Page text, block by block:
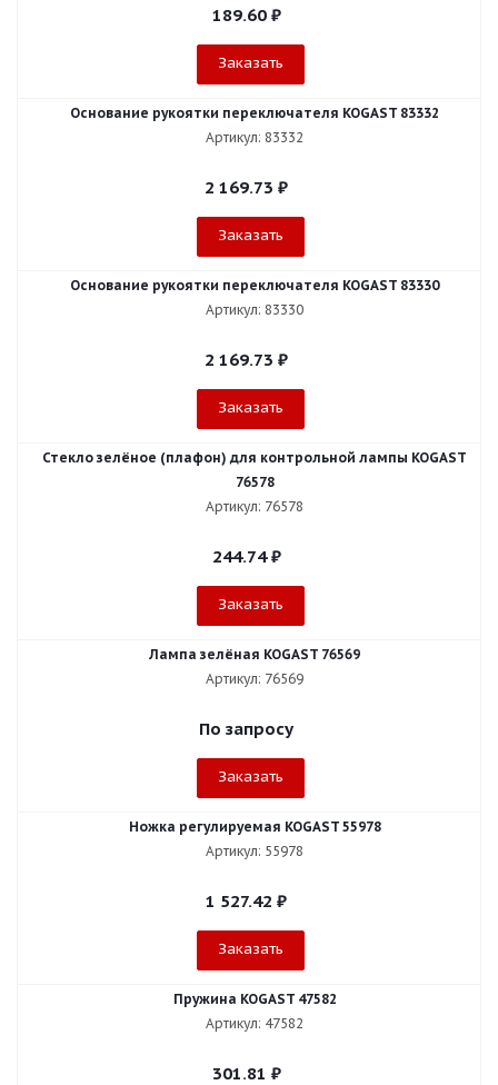
189.60₽
Заказать
Основание рукоятки переключателя KOGAST 83332
Артикул: 83332
2 169.73 ₽
Заказать
Основание рукоятки переключателя KOGAST 83330
Артикул: 83330
2 169.73 ₽
Заказать
Стекло зелёное (плафон) для контрольной лампы KOGAST
76578
Артикул: 76578
244.74₽
Заказать
Лампа зелёная KOGAST 76569
Артикул: 76569
По запросу
Заказать
Ножка регулируемая KOGAST 55978
Артикул: 55978
1 527.42 ₽
Заказать
Пружина KOGAST 47582
Артикул: 47582
301.81 ₽